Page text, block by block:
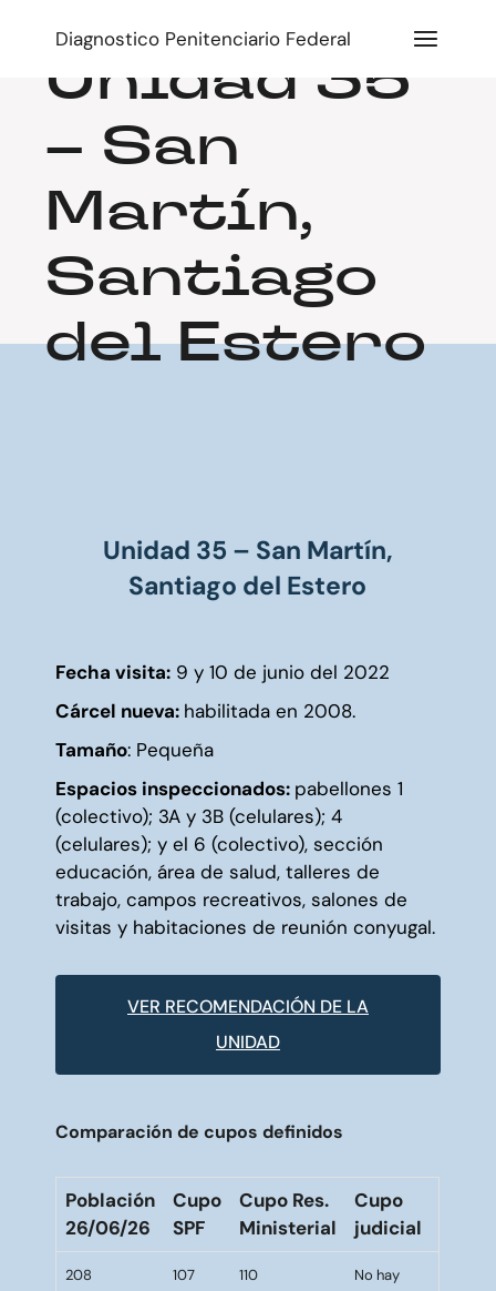
Diagnostico Penitenciario Federal
Unidad 35
– San
Martín,
Santiago
del Estero
Unidad 35 – San Martín,
Santiago del Estero
Fecha visita: 9 y 10 de junio del 2022
Cárcel nueva: habilitada en 2008.
Tamaño: Pequeña
Espacios inspeccionados: pabellones 1
(colectivo); 3A y 3B (celulares); 4
(celulares); y el 6 (colectivo), sección
educación, área de salud, talleres de
trabajo, campos recreativos, salones de
visitas y habitaciones de reunión conyugal.
VER RECOMENDACIÓN DE LA
UNIDAD
Comparación de cupos definidos
Población
26/06/26
Cupo
SPF
Cupo Res.
Ministerial
Cupo
judicial
208 107 110
No hay